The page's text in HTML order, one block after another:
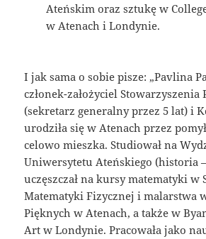
Ateńskim oraz sztukę w
w Atenach i Londynie.
I jak sama o sobie pisze: „Pavlina
członek-założyciel Stowarzyszenia
(sekretarz generalny przez 5 lat) i
urodziła się w Atenach przez
celowo mieszka. Studiował na
Uniwersytetu Ateńskiego (historia
uczęszczał na kursy matematyki w
Matematyki Fizycznej i malarstwa
Pięknych w Atenach, a także w
Art w Londynie. Pracowała jako